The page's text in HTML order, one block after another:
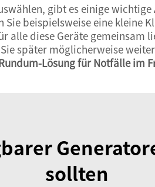
gibt es einige
Sie beispielsweise eine kleine
alle diese Geräte gemeinsam
später möglicherweise
Lösung für Notfälle im
sollten